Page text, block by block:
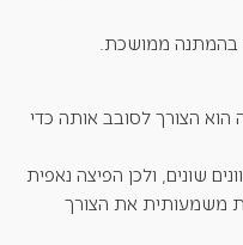
בהמתנה ממושכת.
הוא הצורך לסובב אותה כדי
שונים, ולכן הפיצה נאפית
משמעותית את הצורך